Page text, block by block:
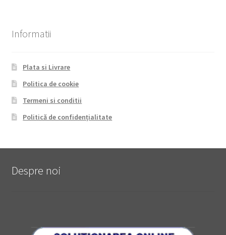
Informatii
Plata si Livrare
Politica de cookie
Termeni si conditii
Politică de confidențialitate
Despre noi